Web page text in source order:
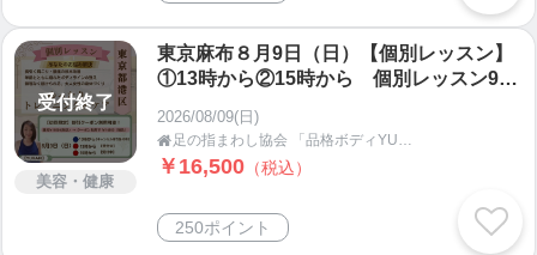
受付終了
美容・健康
東京麻布８月9日（日）【個別レッスン】
①13時から②15時から 個別レッスン90
き。がんばらないレッスンで体を変えて、
若返る。
2026/08/09(日)
 足の指まわし協会 「品格ボディYUKARI塾」
￥16,500 （税込）
250ポイント